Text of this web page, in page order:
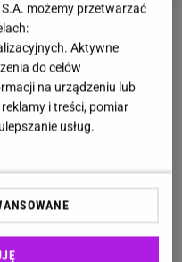
imię Kusy? Rozwiąż quiz
z tytułów polskich
czy umiesz pisać po
możemy przetwarzać
Aktywne
do celów
na urządzeniu lub
i treści, pomiar
usług.